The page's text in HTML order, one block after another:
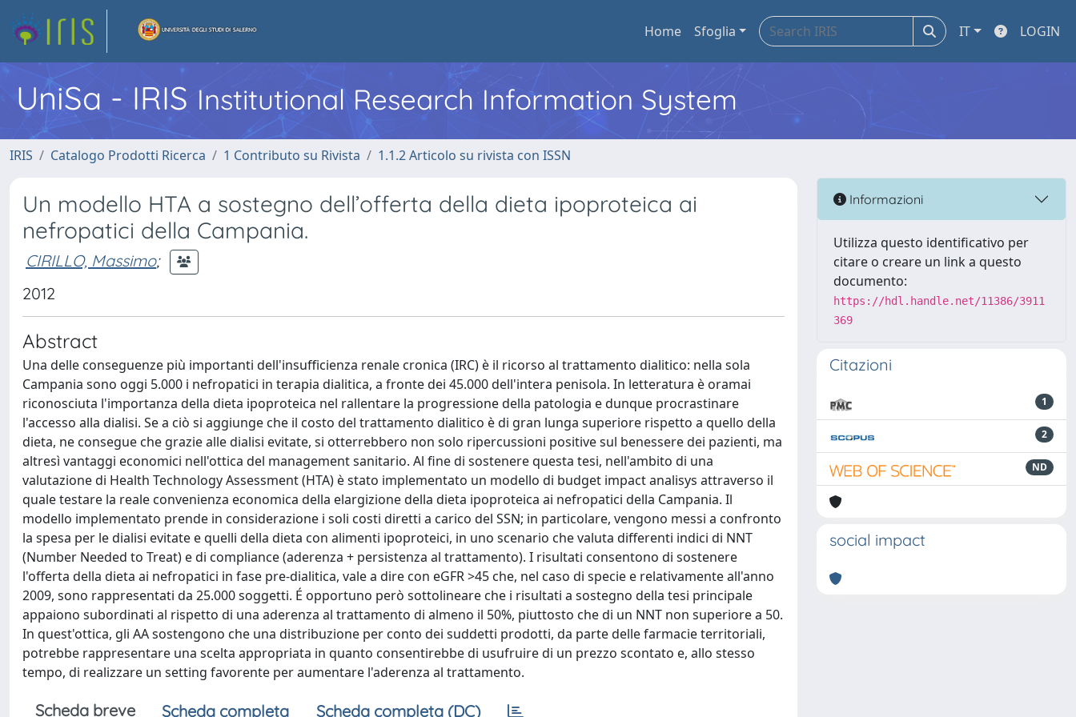
Home Sfoglia IT LOGIN
UniSa - IRIS Institutional Research Information System
IRIS Catalogo Prodotti Ricerca 1 Contributo su Rivista 1.1.2 Articolo su rivista con ISSN
Un modello HTA a sostegno dell’offerta della dieta ipoproteica ai
nefropatici della Campania.
CIRILLO, Massimo;
2012
Abstract
Una delle conseguenze più importanti dell'insufficienza renale cronica (IRC) è il ricorso al trattamento dialitico: nella sola
Campania sono oggi 5.000 i nefropatici in terapia dialitica, a fronte dei 45.000 dell'intera penisola. In letteratura è oramai
riconosciuta l'importanza della dieta ipoproteica nel rallentare la progressione della patologia e dunque procrastinare
l'accesso alla dialisi. Se a ciò si aggiunge che il costo del trattamento dialitico è di gran lunga superiore rispetto a quello della
dieta, ne consegue che grazie alle dialisi evitate, si otterrebbero non solo ripercussioni positive sul benessere dei pazienti, ma
altresì vantaggi economici nell'ottica del management sanitario. Al fine di sostenere questa tesi, nell'ambito di una
valutazione di Health Technology Assessment (HTA) è stato implementato un modello di budget impact analisys attraverso il
quale testare la reale convenienza economica della elargizione della dieta ipoproteica ai nefropatici della Campania. Il
modello implementato prende in considerazione i soli costi diretti a carico del SSN; in particolare, vengono messi a confronto
la spesa per le dialisi evitate e quelli della dieta con alimenti ipoproteici, in uno scenario che valuta differenti indici di NNT
(Number Needed to Treat) e di compliance (aderenza + persistenza al trattamento). I risultati consentono di sostenere
l'offerta della dieta ai nefropatici in fase pre-dialitica, vale a dire con eGFR >45 che, nel caso di specie e relativamente all'anno
2009, sono rappresentati da 25.000 soggetti. É opportuno però sottolineare che i risultati a sostegno della tesi principale
appaiono subordinati al rispetto di una aderenza al trattamento di almeno il 50%, piuttosto che di un NNT non superiore a 50.
In quest'ottica, gli AA sostengono che una distribuzione per conto dei suddetti prodotti, da parte delle farmacie territoriali,
potrebbe rappresentare una scelta appropriata in quanto consentirebbe di usufruire di un prezzo scontato e, allo stesso
tempo, di realizzare un setting favorente per aumentare l'aderenza al trattamento.
Scheda breve Scheda completa Scheda completa (DC)
Informazioni
Utilizza questo identificativo per
citare o creare un link a questo
documento:
https://hdl.handle.net/11386/3911
369
Citazioni
1
2
ND
social impact